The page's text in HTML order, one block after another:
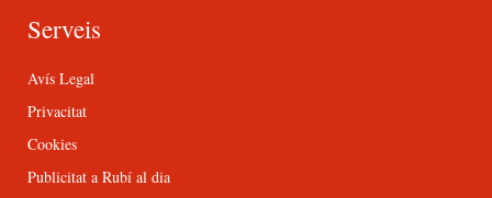
Serveis
Avís Legal
Privacitat
Cookies
Publicitat a Rubí al dia